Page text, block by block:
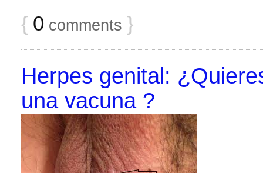
{ 0 comments }
Herpes genital:
una vacuna ?